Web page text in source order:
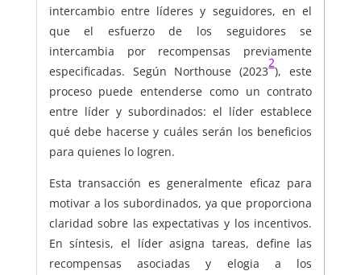
intercambio entre líderes y seguidores, en el
que el esfuerzo de los seguidores se
intercambia por recompensas previamente
especificadas. Según Northouse (2023
2
), este
proceso puede entenderse como un contrato
entre líder y subordinados: el líder establece
qué debe hacerse y cuáles serán los beneficios
para quienes lo logren.
Esta transacción es generalmente eficaz para
motivar a los subordinados, ya que proporciona
claridad sobre las expectativas y los incentivos.
En síntesis, el líder asigna tareas, define las
recompensas asociadas y elogia a los